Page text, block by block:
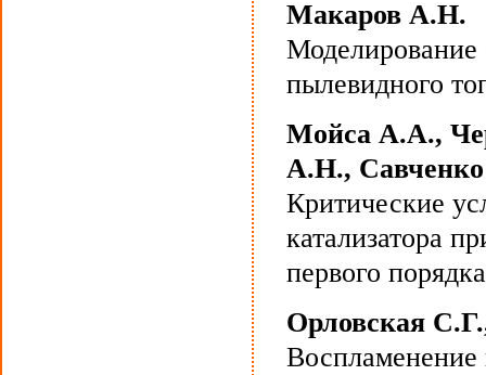
Макаров А.Н.
Моделирование
пылевидного
Мойса А.А.,
А.Н.,
Критические
катализатора
первого
Орловская
Воспламенение